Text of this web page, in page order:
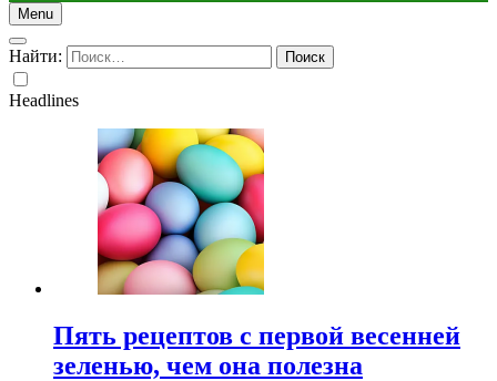
Menu
Найти:
Headlines
Пять рецептов с первой весенней
зеленью, чем она полезна